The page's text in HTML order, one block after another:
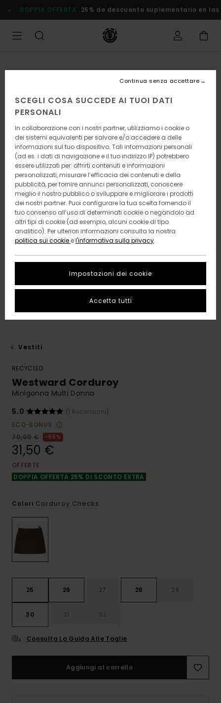
alle
informazioni
prodotto
DOPPIA OFFERTA 25% de descuento suplementario en las
Vestiti
RECYCLED
Westward Corduroy
Minigonna Multi Donna
5.0
(1 Recensioni)
ECO-BONUS
70,00 €
55%
31,50 €
OFFERTE
DOPPIA OFFERTA 25% DI SCONTO EXTRA
Colori Corduroy Checks
25 26 27 28 29
30 31 32
Consulta La Guida Alle Taglie
Aggiungi al carrello
SCEGLI COSA SUCCEDE AI TUOI DATI
PERSONALI
In collaborazione con i nostri partner, utilizziamo i cookie o
dei sistemi equivalenti per salvare e/o accedere a delle
informazioni sul tuo dispositivo. Tali informazioni personali
(ad es. i dati di navigazione e il tuo indirizzo IP) potrebbero
essere utilizzati per: offrirti contenuti e informazioni
personalizzati, misurare l’efficacia dei contenuti e della
pubblicità, per fornire annunci personalizzati, conoscere
meglio il nostro pubblico o sviluppare e migliorare i prodotti
dei nostri partner. Puoi configurare la tua scelta fornendo il
tuo consenso all’uso di determinati cookie o negandolo ad
altri tipi di cookie (ad esempio, alcuni cookie di tipo
analitico). Per ulteriori informazioni consulta la nostra
politica sui cookie el'informativa sulla privacy.
Impostazioni dei cookie
Continua senza accettare
Accetta tutti